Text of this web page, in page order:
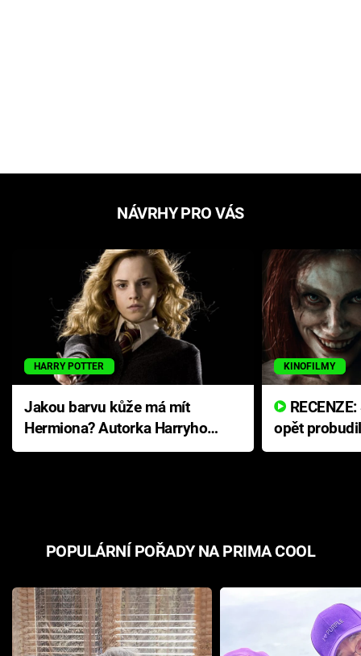
NÁVRHY PRO VÁS
HARRY POTTER
Jakou barvu kůže má mít
Hermiona? Autorka Harryho
Pottera přišla s ráznou
KINOFILMY
opět
přichází s
POPULÁRNÍ POŘADY NA PRIMA COOL